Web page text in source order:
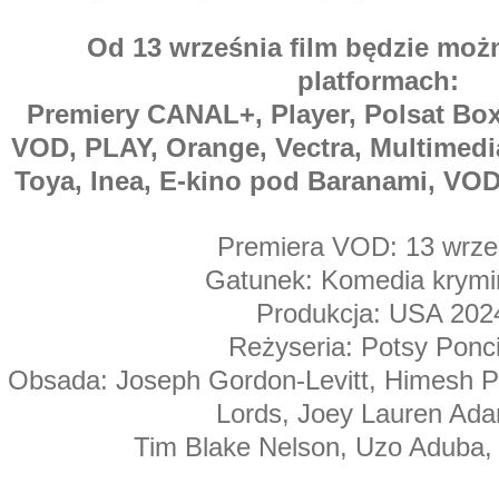
Od 13 września film będzie
platformach:
Premiery CANAL+, Player, Polsat
VOD, PLAY, Orange, Vectra,
Toya, Inea, E-kino pod Baranami,
Premiera VOD: 13
Gatunek: Komedia
Produkcja: USA
Reżyseria: Potsy
Obsada: Joseph Gordon-Levitt, Himesh
Lords, Joey Lauren
Tim Blake Nelson, Uzo